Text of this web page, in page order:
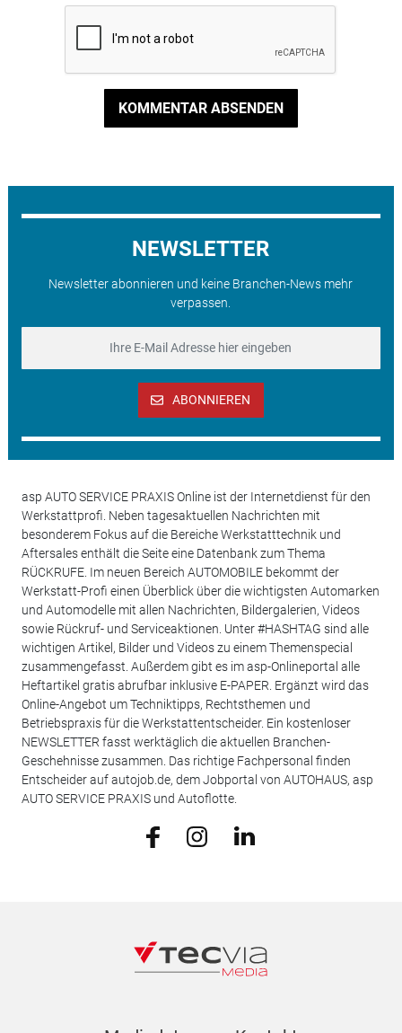
KOMMENTAR ABSENDEN
NEWSLETTER
Newsletter abonnieren und keine Branchen-News mehr
verpassen.
ABONNIEREN
asp AUTO SERVICE PRAXIS Online ist der Internetdienst für den
Werkstattprofi. Neben tagesaktuellen Nachrichten mit
besonderem Fokus auf die Bereiche Werkstatttechnik und
Aftersales enthält die Seite eine Datenbank zum Thema
RÜCKRUFE. Im neuen Bereich AUTOMOBILE bekommt der
Werkstatt-Profi einen Überblick über die wichtigsten Automarken
und Automodelle mit allen Nachrichten, Bildergalerien, Videos
sowie Rückruf- und Serviceaktionen. Unter #HASHTAG sind alle
wichtigen Artikel, Bilder und Videos zu einem Themenspecial
zusammengefasst. Außerdem gibt es im asp-Onlineportal alle
Heftartikel gratis abrufbar inklusive E-PAPER. Ergänzt wird das
Online-Angebot um Techniktipps, Rechtsthemen und
Betriebspraxis für die Werkstattentscheider. Ein kostenloser
NEWSLETTER fasst werktäglich die aktuellen Branchen-
Geschehnisse zusammen. Das richtige Fachpersonal finden
Entscheider auf autojob.de, dem Jobportal von AUTOHAUS, asp
AUTO SERVICE PRAXIS und Autoflotte.